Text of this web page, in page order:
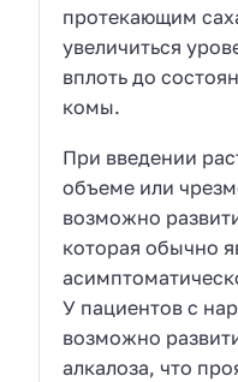
протекающим
увеличиться
вплоть до
комы.
При введении
объеме или
возможно
которая обычно
У пациентов с
возможно
алкалоза, что